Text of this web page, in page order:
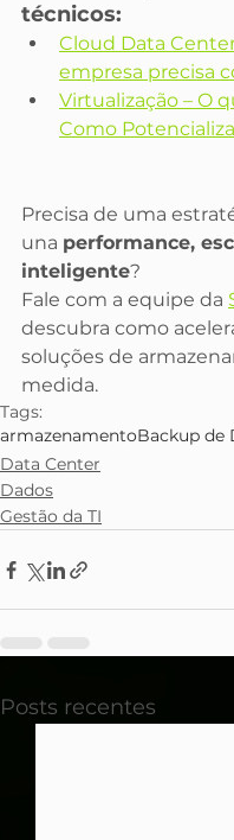
técnicos:
Cloud Data
empresa precisa
Virtualização – O
Como
Precisa de uma
una performance,
inteligente?
Fale com a equipe da
descubra como
soluções de
medida.
Tags:
armazenamentoBackup de
Data Center
Dados
Gestão da TI
Posts recentes